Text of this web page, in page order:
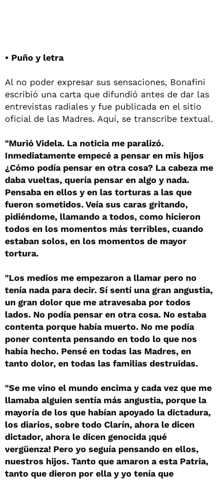
• Puño y letra
Al no poder expresar sus sensaciones, Bonafini
escribió una carta que difundió antes de dar las
entrevistas radiales y fue publicada en el sitio
oficial de las Madres. Aquí, se transcribe textual.
"Murió Videla. La noticia me paralizó.
Inmediatamente empecé a pensar en mis hijos
¿Cómo podía pensar en otra cosa? La cabeza me
daba vueltas, quería pensar en algo y nada.
Pensaba en ellos y en las torturas a las que
fueron sometidos. Veía sus caras gritando,
pidiéndome, llamando a todos, como hicieron
todos en los momentos más terribles, cuando
estaban solos, en los momentos de mayor
tortura.
"Los medios me empezaron a llamar pero no
tenía nada para decir. Sí sentí una gran angustia,
un gran dolor que me atravesaba por todos
lados. No podía pensar en otra cosa. No estaba
contenta porque había muerto. No me podía
poner contenta pensando en todo lo que nos
había hecho. Pensé en todas las Madres, en
tanto dolor, en todas las familias destruidas.
"Se me vino el mundo encima y cada vez que me
llamaba alguien sentía más angustia, porque la
mayoría de los que habían apoyado la dictadura,
los diarios, sobre todo Clarín, ahora le dicen
dictador, ahora le dicen genocida ¡qué
vergüenza! Pero yo seguía pensando en ellos,
nuestros hijos. Tanto que amaron a esta Patria,
tanto que dieron por ella y yo tenía que